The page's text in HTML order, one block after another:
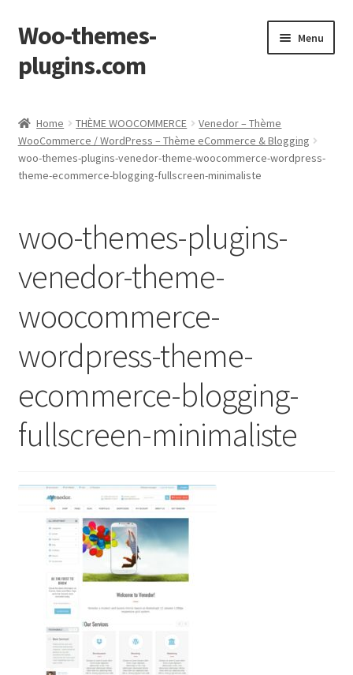
Skip
to
navigation
Skip
to
content
Woo-themes-
plugins.com
Menu
Home THÈME WOOCOMMERCE
Venedor – Thème
WooCommerce / WordPress – Thème eCommerce & Blogging
woo-themes-plugins-venedor-theme-woocommerce-wordpress-
theme-ecommerce-blogging-fullscreen-minimaliste
woo-themes-plugins-
venedor-theme-
woocommerce-
wordpress-theme-
ecommerce-blogging-
fullscreen-minimaliste